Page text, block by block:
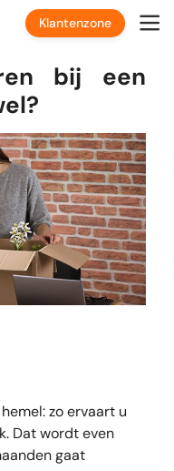
Klantenzone
bij een
zo ervaart u
Dat wordt even
gaat